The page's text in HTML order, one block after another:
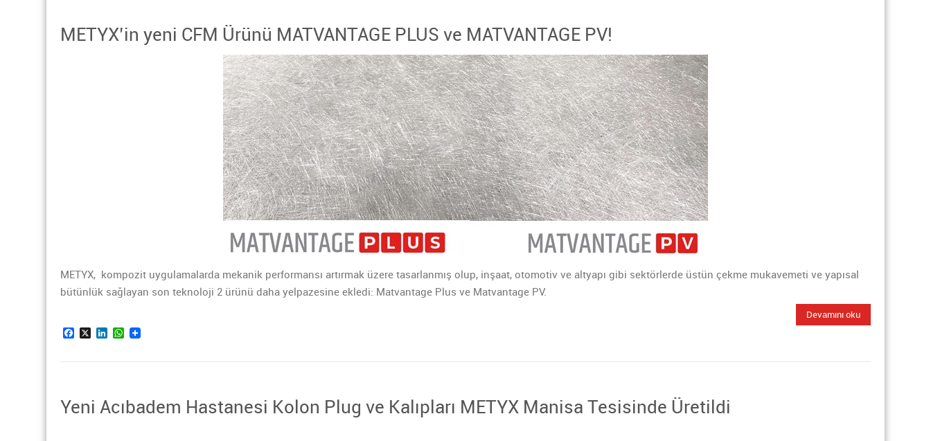
METYX’in yeni CFM Ürünü MATVANTAGE PLUS ve MATVANTAGE PV!
METYX, kompozit uygulamalarda mekanik performansı artırmak üzere tasarlanmış olup, inşaat, otomotiv ve altyapı gibi sektörlerde üstün çekme mukavemeti ve yapısal
bütünlük sağlayan son teknoloji 2 ürünü daha yelpazesine ekledi: Matvantage Plus ve Matvantage PV.
Devamını oku
Facebook
X LinkedInWhatsApp
Yeni Acıbadem Hastanesi Kolon Plug ve Kalıpları METYX Manisa Tesisinde Üretildi